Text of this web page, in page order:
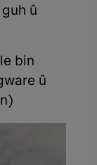
û
bin
û